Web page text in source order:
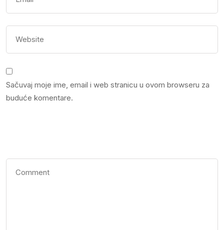
Sačuvaj moje ime, email i web stranicu u ovom browseru za
buduće komentare.